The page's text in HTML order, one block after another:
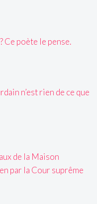
Ce poète le pense.
n’est rien de ce que
de la Maison
par la Cour suprême